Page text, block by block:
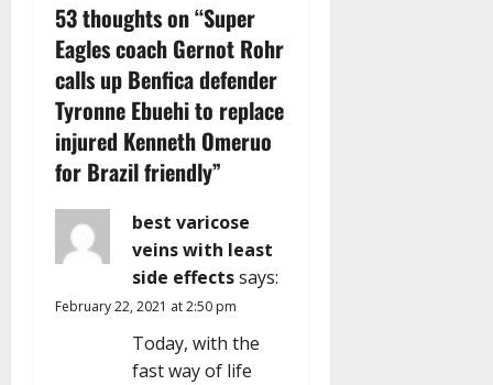
i
g
a
t
i
o
n
53 thoughts on “Super
Eagles coach Gernot Rohr
calls up Benfica defender
Tyronne Ebuehi to replace
injured Kenneth Omeruo
for Brazil friendly”
best varicose
veins with least
side effectssays:
February 22, 2021 at 2:50 pm
Today, with the
fast way of life